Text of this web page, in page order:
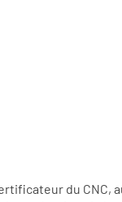
du CNC,